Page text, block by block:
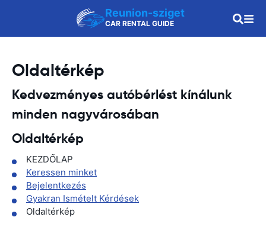
Reunion-sziget
CAR RENTAL GUIDE
Oldaltérkép
Kedvezményes autóbérlést kínálunk
minden nagyvárosában
Oldaltérkép
KEZDŐLAP
Keressen minket
Bejelentkezés
Gyakran Ismételt Kérdések
Oldaltérkép